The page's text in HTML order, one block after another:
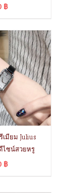
฿
เมียม Julius
ไซน์สวยหรู
฿